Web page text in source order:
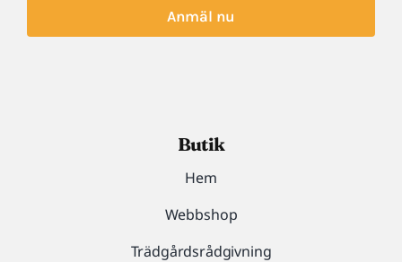
Anmäl nu
Butik
Hem
Webbshop
Trädgårdsrådgivning